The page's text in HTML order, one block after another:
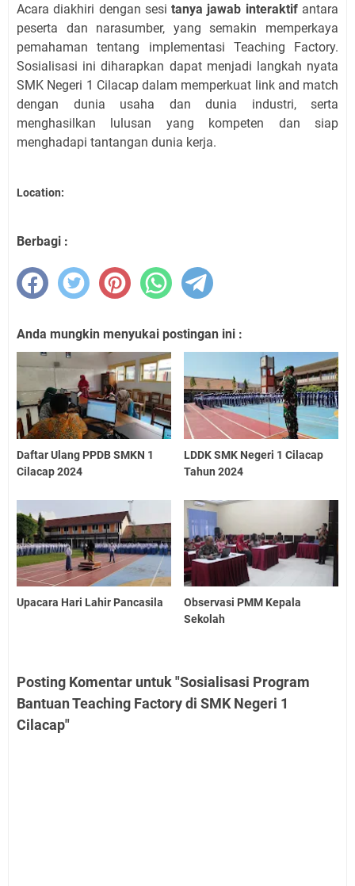
Acara diakhiri dengan sesitanya jawab interaktifantara
peserta dan narasumber, yang semakin memperkaya
pemahaman tentang implementasi Teaching Factory.
Sosialisasi ini diharapkan dapat menjadi langkah nyata
SMK Negeri 1 Cilacap dalam memperkuat link and match
dengan dunia usaha dan dunia industri, serta
menghasilkan lulusan yang kompeten dan siap
menghadapi tantangan dunia kerja.
Location:
Berbagi :
Anda mungkin menyukai postingan ini :
Daftar Ulang PPDB SMKN 1
Cilacap 2024
LDDK SMK Negeri 1 Cilacap
Tahun 2024
Upacara Hari Lahir Pancasila
Observasi PMM Kepala
Sekolah
Posting Komentar untuk "Sosialisasi Program
Bantuan Teaching Factory di SMK Negeri 1
Cilacap"